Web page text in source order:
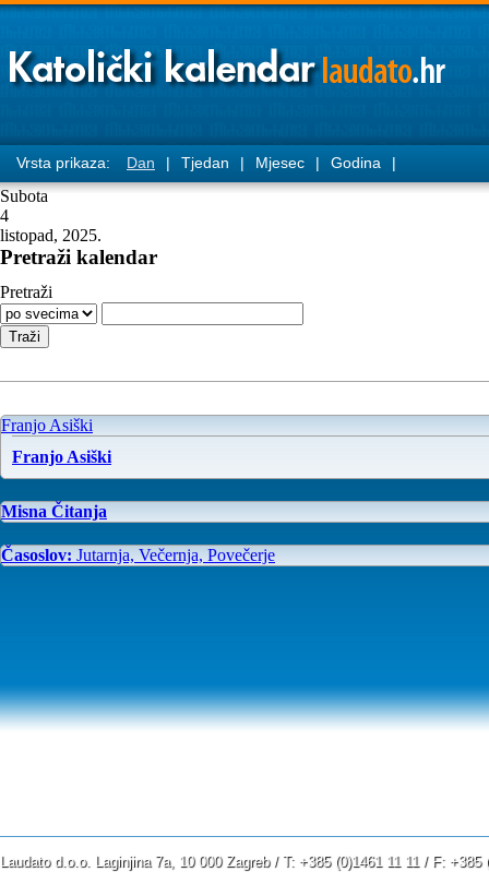
Vrsta prikaza: Dan | Tjedan | Mjesec | Godina |
Subota
4
listopad, 2025.
Pretraži kalendar
Pretraži
Franjo Asiški
Franjo Asiški
Misna Čitanja
Časoslov: Jutarnja, Večernja, Povečerje
Laudato d.o.o. Laginjina 7a, 10 000 Zagreb / T: +385 (0)1461 11 11 / F: